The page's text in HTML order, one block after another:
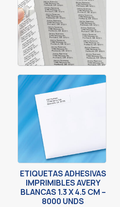
ETIQUETAS ADHESIVAS
IMPRIMIBLES AVERY
BLANCAS 1.3 X 4.5 CM –
8000 UNDS